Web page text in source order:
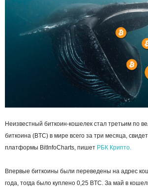
Неизвестный биткоин-кошелек стал третьим по
биткоина (BTC) в мире всего за три месяца,
платформы BitInfoCharts, пишет РБК Крипто.
Впервые биткоины были переведены на адрес
года, тогда было куплено 0,25 BTC. За май в